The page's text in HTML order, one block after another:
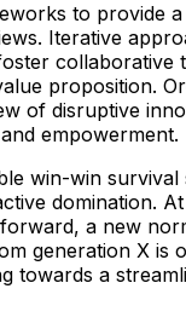
to provide
Iterative
collaborative
proposition.
of disruptive
empowerment.
win-win survival
domination.
a new
generation X is
towards a